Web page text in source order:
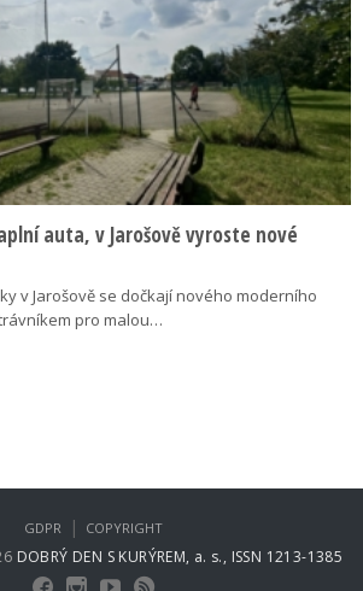
auta, v Jarošově vyroste nové
v Jarošově se dočkají nového moderního
pro malou…
DOBRÝ DEN S KURÝREM, a. s., ISSN 1213-1385
GDPR | COPYRIGHT